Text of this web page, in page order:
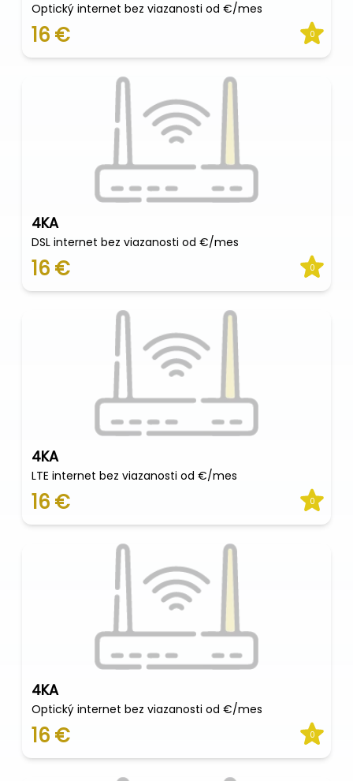
Optický internet bez viazanosti od €/mes
16 € 0
4KA
DSL internet bez viazanosti od €/mes
16 € 0
4KA
LTE internet bez viazanosti od €/mes
16 € 0
4KA
Optický internet bez viazanosti od €/mes
16 € 0